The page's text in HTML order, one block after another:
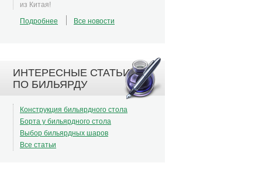
из Китая!
Подробнее
Все новости
ИНТЕРЕСНЫЕ СТАТЬИ
ПО БИЛЬЯРДУ
Конструкция бильярдного стола
Борта у бильярдного стола
Выбор бильярдных шаров
Все статьи